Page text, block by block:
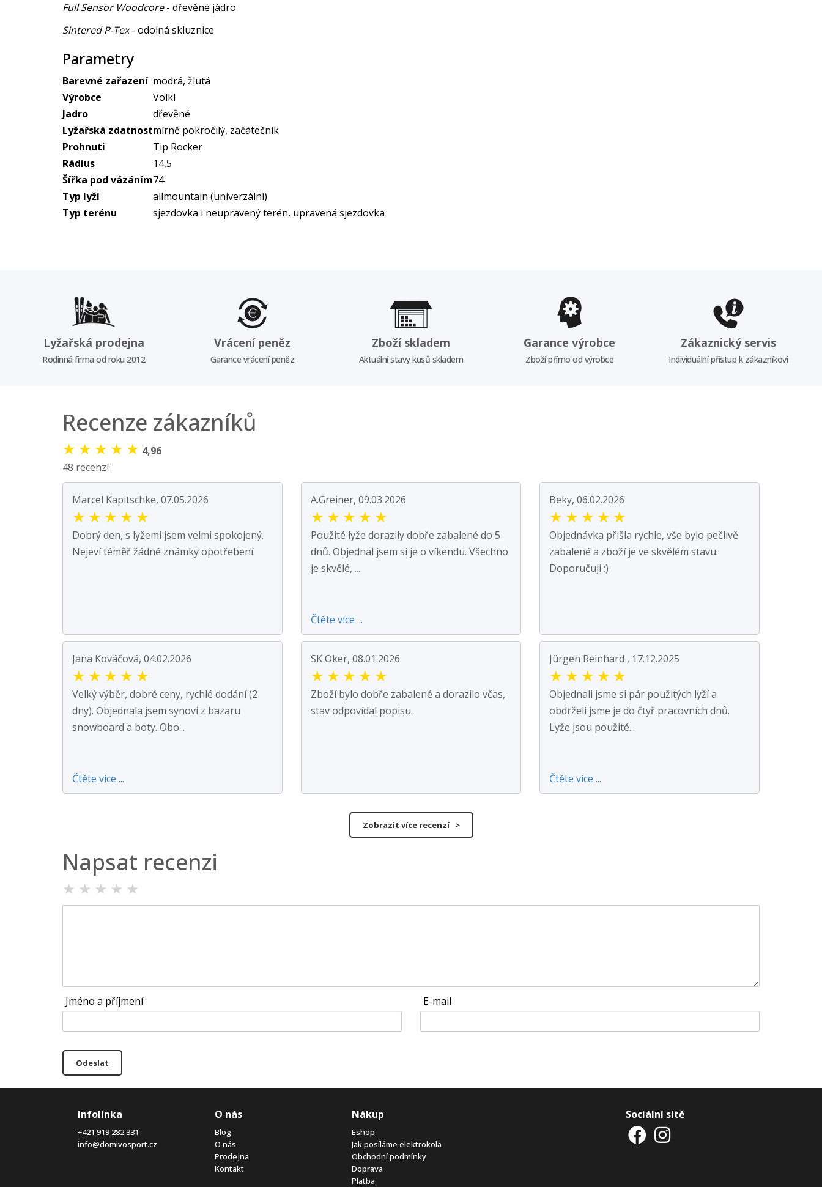
Full Sensor Woodcore- dřevěné jádro
Sintered P-Tex- odolná skluznice
Parametry
Barevné zařazení modrá, žlutá
Výrobce
Völkl
Jadro
dřevěné
Lyžařská zdatnostmírně pokročilý, začátečník
Prohnuti
Tip Rocker
Rádius
14,5
Šířka pod vázáním74
Typ lyží
allmountain (univerzální)
Typ terénu
sjezdovka i neupravený terén, upravená sjezdovka
Lyžařská prodejna
Rodinná firma od roku 2012
Vrácení peněz
Garance vrácení peněz
Zboží skladem
Aktuální stavy kusů skladem
Garance výrobce
Zboží přímo od výrobce
Zákaznický servis
Individuální přístup k zákazníkovi
Recenze zákazníků
★ ★ ★ ★ ★ 4,96
48 recenzí
Marcel Kapitschke, 07.05.2026
★ ★ ★ ★ ★
Dobrý den, s lyžemi jsem velmi spokojený.
Nejeví téměř žádné známky opotřebení.
A.Greiner, 09.03.2026
★ ★ ★ ★ ★
Použité lyže dorazily dobře zabalené do 5
dnů. Objednal jsem si je o víkendu. Všechno
je skvělé, ...
Čtěte více ...
Beky, 06.02.2026
★ ★ ★ ★ ★
Objednávka přišla rychle, vše bylo pečlivě
zabalené a zboží je ve skvělém stavu.
Doporučuji :)
Jana Kováčová, 04.02.2026
★ ★ ★ ★ ★
Velký výběr, dobré ceny, rychlé dodání (2
dny). Objednala jsem synovi z bazaru
snowboard a boty. Obo...
Čtěte více ...
SK Oker, 08.01.2026
★ ★ ★ ★ ★
Zboží bylo dobře zabalené a dorazilo včas,
stav odpovídal popisu.
Jürgen Reinhard , 17.12.2025
★ ★ ★ ★ ★
Objednali jsme si pár použitých lyží a
obdrželi jsme je do čtyř pracovních dnů.
Lyže jsou použité...
Čtěte více ...
Zobrazit více recenzí >
Napsat recenzi
★ ★ ★ ★ ★
Jméno a příjmení E-mail
Odeslat
Infolinka
+421 919 282 331
info@domivosport.cz
O nás
Blog
O nás
Prodejna
Kontakt
Nákup
Eshop
Jak posíláme elektrokola
Obchodní podmínky
Doprava
Platba
Sociální sítě